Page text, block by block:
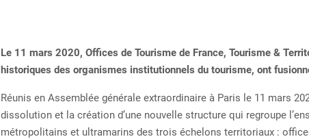
Le 11 mars 2020, Offices de Tourisme de France, Tourisme &
historiques des organismes institutionnels du tourisme, ont
Réunis en Assemblée générale extraordinaire à Paris le 11 mars
dissolution et la création d’une nouvelle structure qui regroupe
métropolitains et ultramarins des trois échelons territoriaux :